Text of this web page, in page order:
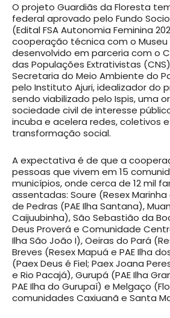
O projeto Guardiãs da Floresta
federal aprovado pelo Fundo
(Edital FSA Autonomia Feminina
cooperação técnica com o Museu
desenvolvido em parceria com o
das Populações Extrativistas
Secretaria do Meio Ambiente do
pelo Instituto Ajuri, idealizador do
sendo viabilizado pelo Ispis, uma
sociedade civil de interesse
incuba e acelera redes, coletivos
transformação social.
A expectativa é de que a
pessoas que vivem em 15
municípios, onde cerca de 12 mil
assentadas: Soure (Resex
de Pedras (PAE Ilha Santana),
Caijuubinha), São Sebastião da
Deus Proverá e Comunidade
Ilha São João I), Oeiras do Pará
Breves (Resex Mapuá e PAE Ilha
(Paex Deus é Fiel; Paex Joana
e Rio Pacajá), Gurupá (PAE Ilha
PAE Ilha do Gurupaí) e Melgaço
comunidades Caxiuanã e Santa